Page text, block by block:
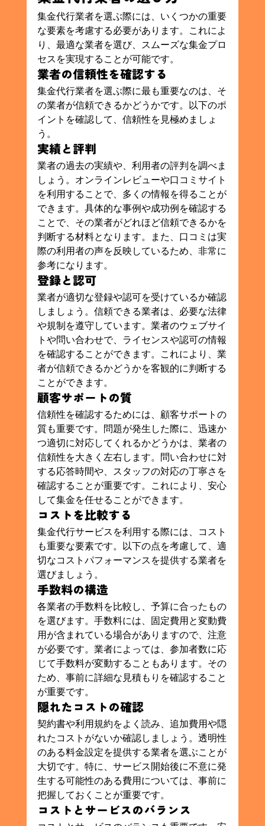
集金代行業者を選ぶ際には、いくつかの重要
な要素を考慮する必要があります。これによ
り、最適な業者を選び、スムーズな集金プロ
セスを実現することが可能です。
業者の信頼性を確認する
集金代行業者を選ぶ際に最も重要なのは、そ
の業者が信頼できるかどうかです。以下のポ
イントを確認して、信頼性を見極めましょ
う。
実績と評判
業者の過去の実績や、利用者の評判を調べま
しょう。オンラインレビューや口コミサイト
を利用することで、多くの情報を得ることが
できます。具体的な事例や成功例を確認する
ことで、その業者がどれほど信頼できるかを
判断する材料となります。また、口コミは実
際の利用者の声を反映しているため、非常に
参考になります。
登録と認可
業者が適切な登録や認可を受けているか確認
しましょう。信頼できる業者は、必要な法律
や規制を遵守しています。業者のウェブサイ
トや問い合わせで、ライセンスや認可の情報
を確認することができます。これにより、業
者が信頼できるかどうかを客観的に判断する
ことができます。
顧客サポートの質
信頼性を確認するためには、顧客サポートの
質も重要です。問題が発生した際に、迅速か
つ適切に対応してくれるかどうかは、業者の
信頼性を大きく左右します。問い合わせに対
する応答時間や、スタッフの対応の丁寧さを
確認することが重要です。これにより、安心
して集金を任せることができます。
コストを比較する
集金代行サービスを利用する際には、コスト
も重要な要素です。以下の点を考慮して、適
切なコストパフォーマンスを提供する業者を
選びましょう。
手数料の構造
各業者の手数料を比較し、予算に合ったもの
を選びます。手数料には、固定費用と変動費
用が含まれている場合がありますので、注意
が必要です。業者によっては、参加者数に応
じて手数料が変動することもあります。その
ため、事前に詳細な見積もりを確認すること
が重要です。
隠れたコストの確認
契約書や利用規約をよく読み、追加費用や隠
れたコストがないか確認しましょう。透明性
のある料金設定を提供する業者を選ぶことが
大切です。特に、サービス開始後に不意に発
生する可能性のある費用については、事前に
把握しておくことが重要です。
コストとサービスのバランス